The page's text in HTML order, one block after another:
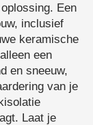
Een
inclusief
keramische
een
en sneeuw,
van je
Laat je